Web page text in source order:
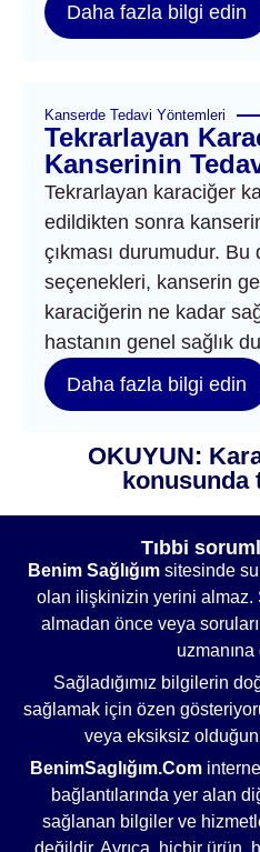
Daha fazla bilgi edin
Kanserde Tedavi Yöntemleri
Tekrarlayan
Kanserinin
Tekrarlayan karaciğer
edildikten sonra
çıkması durumudur.
seçenekleri, kanserin
karaciğerin ne kadar
hastanın genel sağlık
Daha fazla bilgi edin
OKUYUN:
konusunda
Tıbbi
Benim Sağlığımsitesinde
olan ilişkinizin yerini almaz.
almadan önce veya
uzmanına
Sağladığımız bilgilerin
sağlamak için özen
veya eksiksiz
BenimSaglığım.Com
bağlantılarında yer alan
sağlanan bilgiler ve